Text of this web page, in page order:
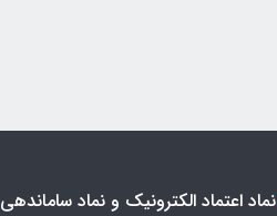
نماد اعتماد الکترونیک و نماد ساماندهی